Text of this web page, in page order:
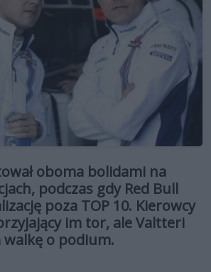
oboma bolidami na
podczas gdy Red Bull
poza TOP 10. Kierowcy
im tor, ale Valtteri
walkę o podium.